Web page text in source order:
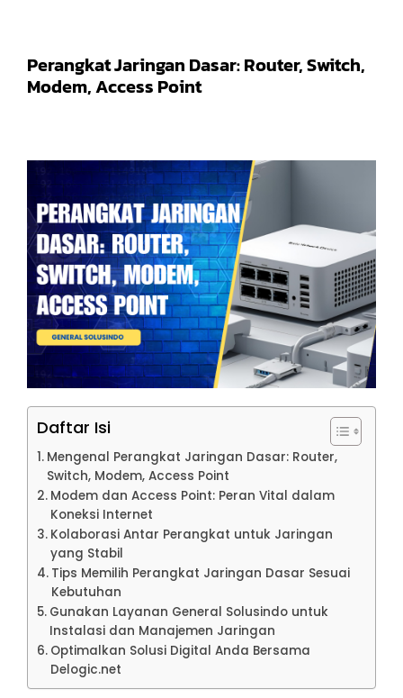
Perangkat Jaringan Dasar: Router, Switch,
Modem, Access Point
Daftar Isi
Mengenal Perangkat Jaringan Dasar: Router,
Switch, Modem, Access Point
Modem dan Access Point: Peran Vital dalam
Koneksi Internet
Kolaborasi Antar Perangkat untuk Jaringan
yang Stabil
Tips Memilih Perangkat Jaringan Dasar Sesuai
Kebutuhan
Gunakan Layanan General Solusindo untuk
Instalasi dan Manajemen Jaringan
Optimalkan Solusi Digital Anda Bersama
Delogic.net